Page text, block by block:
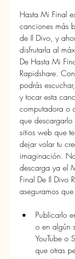
Hasta Mi Final
canciones más
de Il Divo, y
disfrutarla al
De Hasta Mi
Rapidshare.
podrás
y tocar esta
computadora o
que
sitios web que
dejar volar tu
imaginación.
descarga ya el
Final De Il Divo
aseguramos
Publicarlo
o en algún
YouTube o
que otras